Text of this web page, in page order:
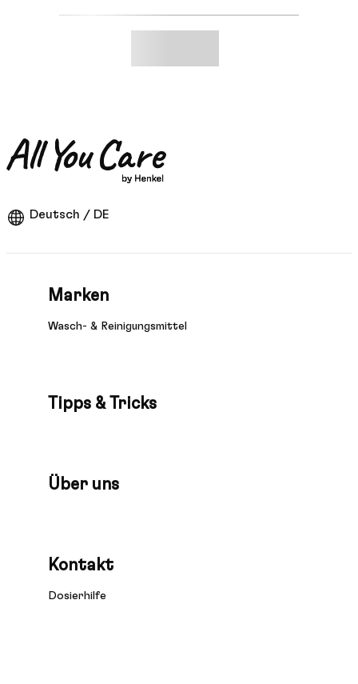
Deutsch / DE
Marken
Wasch- & Reinigungsmittel
Tipps & Tricks
Über uns
Kontakt
Dosierhilfe